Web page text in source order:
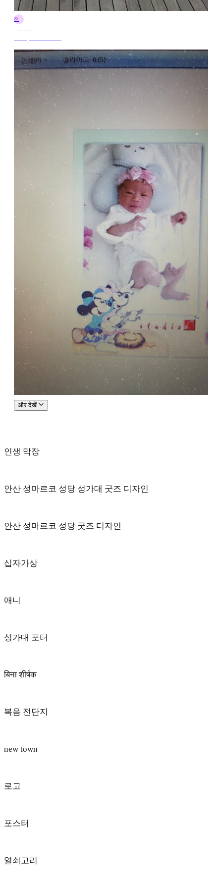
전
और देखें
인생 막장
안산 성마르코 성당 성가대 굿즈 디자인
안산 성마르코 성당 굿즈 디자인
십자가상
애니
성가대 포터
बिना शीर्षक
복음 전단지
new town
로고
포스터
열쇠고리